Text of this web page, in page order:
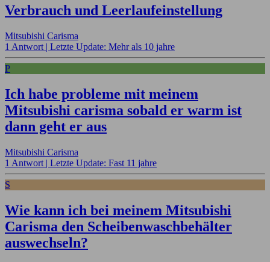
Verbrauch und Leerlaufeinstellung
Mitsubishi Carisma
1 Antwort | Letzte Update: Mehr als 10 jahre
P
Ich habe probleme mit meinem
Mitsubishi carisma sobald er warm ist
dann geht er aus
Mitsubishi Carisma
1 Antwort | Letzte Update: Fast 11 jahre
S
Wie kann ich bei meinem Mitsubishi
Carisma den Scheibenwaschbehälter
auswechseln?